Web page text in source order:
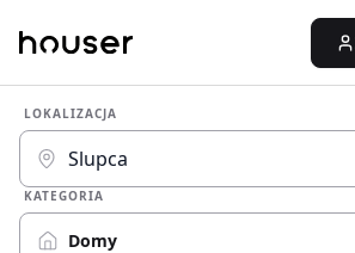
LOKALIZACJA
KATEGORIA
Domy